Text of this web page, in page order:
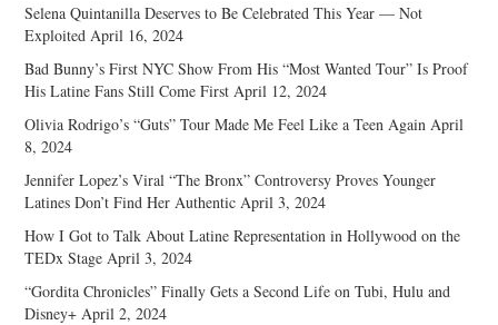
Selena Quintanilla Deserves to Be Celebrated This Year — Not
Exploited April 16, 2024
Bad Bunny’s First NYC Show From His “Most Wanted Tour” Is Proof
His Latine Fans Still Come First April 12, 2024
Olivia Rodrigo’s “Guts” Tour Made Me Feel Like a Teen Again April
8, 2024
Jennifer Lopez’s Viral “The Bronx” Controversy Proves Younger
Latines Don’t Find Her Authentic April 3, 2024
How I Got to Talk About Latine Representation in Hollywood on the
TEDx Stage April 3, 2024
“Gordita Chronicles” Finally Gets a Second Life on Tubi, Hulu and
Disney+ April 2, 2024